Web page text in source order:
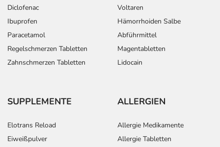
Diclofenac
Ibuprofen
Paracetamol
Regelschmerzen Tabletten
Zahnschmerzen Tabletten
Voltaren
Hämorrhoiden Salbe
Abführmittel
Magentabletten
Lidocain
SUPPLEMENTE
Elotrans Reload
Eiweißpulver
ALLERGIEN
Allergie Medikamente
Allergie Tabletten